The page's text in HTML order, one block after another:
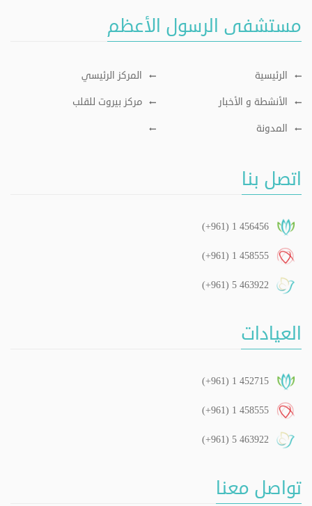
مستشفى الرسول الأعظم
الرئيسية
المركز الرئيسي
الأنشطة و الأخبار
مركز بيروت للقلب
المدونة
اتصل بنا
(+961) 1 456456
(+961) 1 458555
(+961) 5 463922
العيادات
(+961) 1 452715
(+961) 1 458555
(+961) 5 463922
تواصل معنا